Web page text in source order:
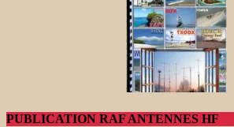
PUBLICATION RAF ANTENNES HF